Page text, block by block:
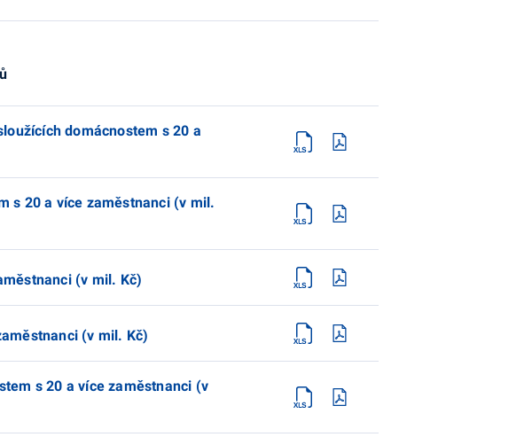
domácnostem s 20 a
s 20 a více zaměstnanci (v mil.
(v mil. Kč)
(v mil. Kč)
s 20 a více zaměstnanci (v